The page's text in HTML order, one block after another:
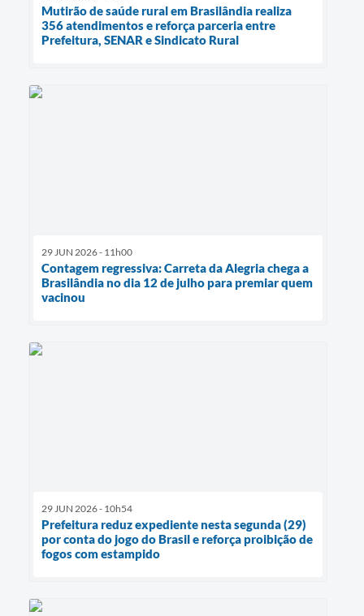
Mutirão de saúde rural em Brasilândia realiza
356 atendimentos e reforça parceria entre
Prefeitura, SENAR e Sindicato Rural
29 JUN 2026 - 11h00
Contagem regressiva: Carreta da Alegria chega a
Brasilândia no dia 12 de julho para premiar quem
vacinou
29 JUN 2026 - 10h54
Prefeitura reduz expediente nesta segunda (29)
por conta do jogo do Brasil e reforça proibição de
fogos com estampido